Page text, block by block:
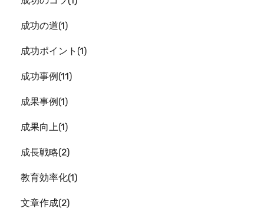
成功の道 1
成功ポイント 1
成功事例 11
成果事例 1
成果向上 1
成長戦略 2
教育効率化 1
文章作成 2